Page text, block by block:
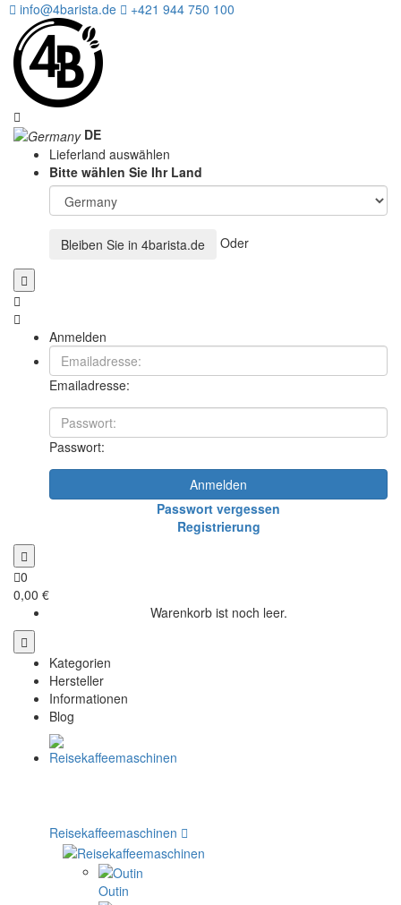
info@4barista.de +421 944 750 100
DE
Lieferland auswählen
Bitte wählen Sie Ihr Land
Bleiben Sie in 4barista.de Oder
Anmelden
Emailadresse:
Passwort:
Anmelden
Passwort vergessen
Registrierung
0
0,00 €
Warenkorb ist noch leer.
Kategorien
Hersteller
Informationen
Blog
Reisekaffeemaschinen
Outin